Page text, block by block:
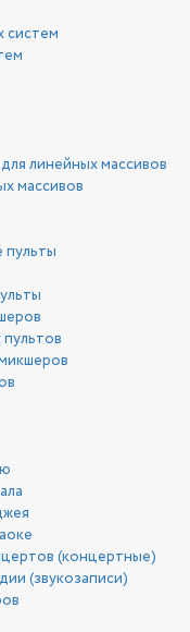
систем
линейных массивов
массивов
(концертные)
(звукозаписи)